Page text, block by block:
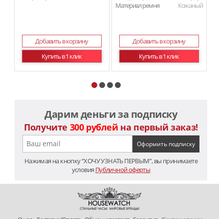
Добавить в корзину
Купить в 1 клик
Материал ремня
Кожаный
Добавить в корзину
Купить в 1 клик
Дарим деньги за подписку
Получите 300 рублей на первый заказ!
Нажимая на кнопку “ХОЧУ УЗНАТЬ ПЕРВЫМ”, вы принимаете
условия Публичной оферты